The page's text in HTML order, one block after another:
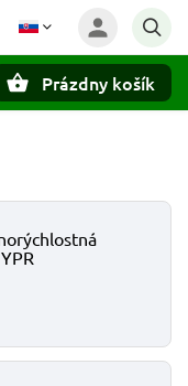
Prázdny košík